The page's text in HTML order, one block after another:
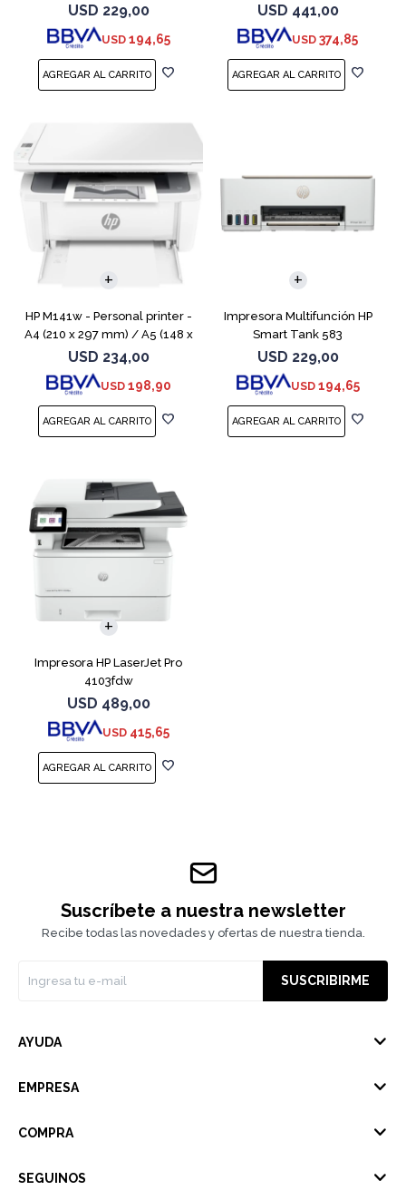
USD 229,00
USD 194,65
USD 441,00
USD 374,85
HP M141w - Personal printer -
A4 (210 x 297 mm) / A5 (148 x
210 mm) / A6 (105 x 148 mm)
- hasta 20 ppm (mono) -
capacidad: 150 s
USD 234,00
USD 198,90
Impresora Multifunción HP
Smart Tank 583
USD 229,00
USD 194,65
Impresora HP LaserJet Pro
4103fdw
USD 489,00
USD 415,65
Suscríbete a nuestra newsletter
Recibe todas las novedades y ofertas de nuestra tienda.
SUSCRIBIRME
AYUDA
EMPRESA
COMPRA
SEGUINOS